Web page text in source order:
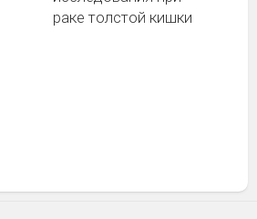
раке толстой кишки